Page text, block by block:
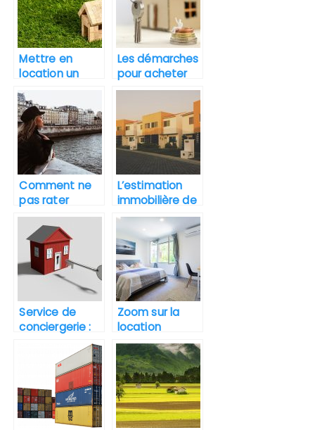
Mettre en
location un
Les démarches
pour acheter
une maison
dans Marseille.
Comment ne
pas rater
l’appartement
idéal en île de
France ?
L’estimation
immobilière de
votre bien,
pourquoi
passer par là ?
Service de
conciergerie :
apporter plus
de standing à
investissement
locatif
Zoom sur la
location
immobilière